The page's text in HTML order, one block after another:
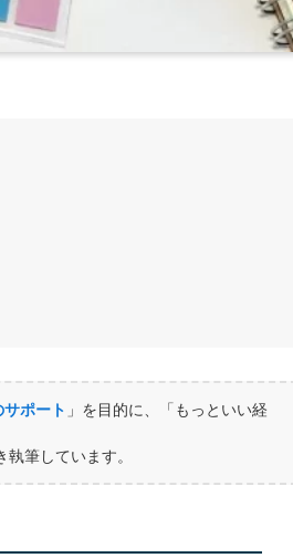
ポート 」を目的に、「もっといい経
筆しています。